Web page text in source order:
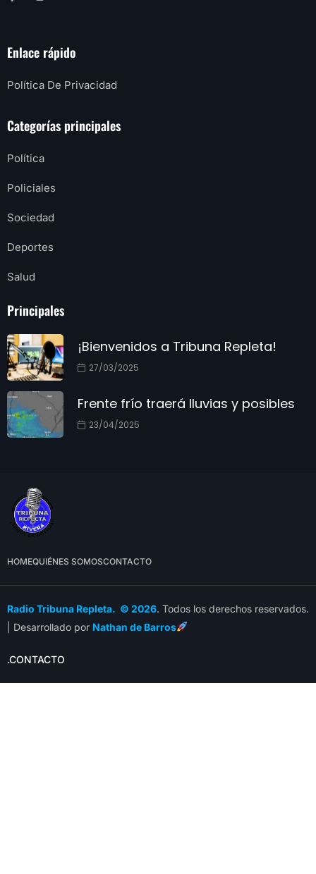
Enlace rápido
Política De Privacidad
Categorías principales
Política
Policiales
Sociedad
Deportes
Salud
Principales
¡Bienvenidos a Tribuna Repleta!
27/03/2025
Frente frío traerá lluvias y posibles
23/04/2025
HOMEQUIÉNES SOMOSCONTACTO
Radio Tribuna Repleta. © 2026. Todos los derechos reservados.
| Desarrollado por Nathan de Barros
.CONTACTO